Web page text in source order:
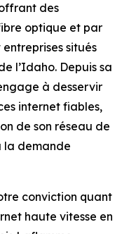
des
optique et par
situés
l’Idaho. Depuis sa
à desservir
internet fiables,
de son réseau de
la demande
conviction quant
haute vitesse en